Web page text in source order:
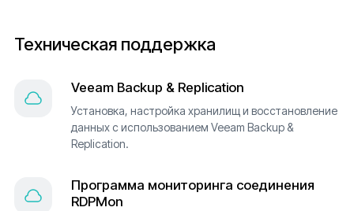
Техническая поддержка
Veeam Backup & Replication
Установка, настройка хранилищ и восстановление
данных с использованием Veeam Backup &
Replication.
Программа мониторинга соединения
RDPMon